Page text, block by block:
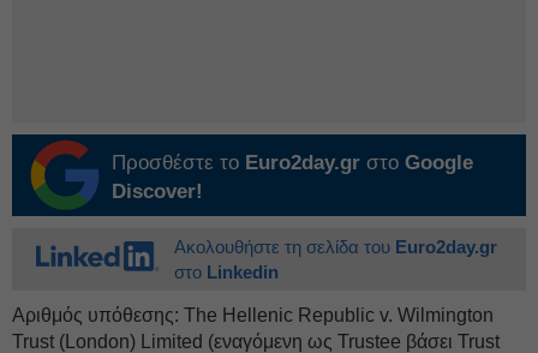
Προσθέστε το Euro2day.gr στο Google
Discover!
Ακολουθήστε τη σελίδα του Euro2day.gr
στο Linkedin
Αριθμός υπόθεσης: The Hellenic Republic v. Wilmington
Trust (London) Limited (εναγόμενη ως Trustee βάσει Trust